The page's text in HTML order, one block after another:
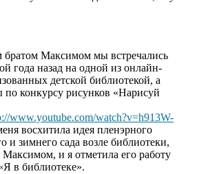
братом Максимом мы встречались
года назад на одной из онлайн-
детской библиотекой, а
по конкурсу рисунков «Нарисуй
www.youtube.com/watch?v=h913W-
восхитила идея пленэрного
и зимнего сада возле библиотеки,
и я отметила его работу
в библиотеке».